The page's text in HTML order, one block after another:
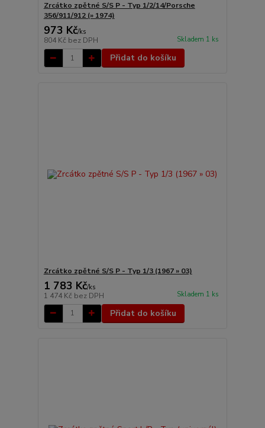
Zrcátko zpětné S/S P - Typ 1/2/14/Porsche
356/911/912 (» 1974)
973 Kč/ks
804 Kč bez DPH Skladem 1 ks
Přidat do košíku
Zrcátko zpětné S/S P - Typ 1/3 (1967 » 03)
1 783 Kč/ks
1 474 Kč bez DPH Skladem 1 ks
Přidat do košíku